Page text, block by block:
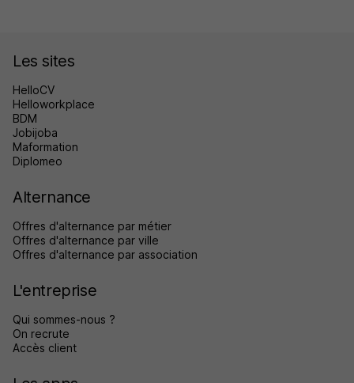
Les sites
HelloCV
Helloworkplace
BDM
Jobijoba
Maformation
Diplomeo
Alternance
Offres d'alternance par métier
Offres d'alternance par ville
Offres d'alternance par association
L'entreprise
Qui sommes-nous ?
On recrute
Accès client